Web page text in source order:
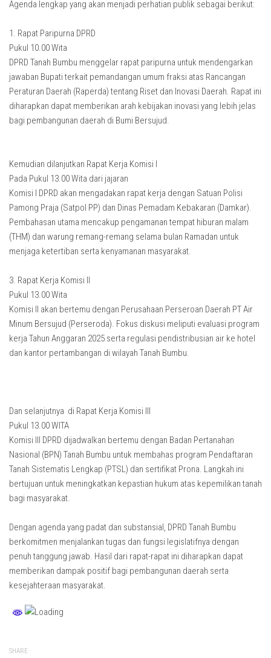
Agenda lengkap yang akan menjadi perhatian publik sebagai berikut:
1. Rapat Paripurna DPRD
Pukul 10.00 Wita
DPRD Tanah Bumbu menggelar rapat paripurna untuk mendengarkan
jawaban Bupati terkait pemandangan umum fraksi atas Rancangan
Peraturan Daerah (Raperda) tentang Riset dan Inovasi Daerah. Rapat ini
diharapkan dapat memberikan arah kebijakan inovasi yang lebih jelas
bagi pembangunan daerah di Bumi Bersujud.
Kemudian dilanjutkan Rapat Kerja Komisi I
Pada Pukul 13.00 Wita dari jajaran
Komisi I DPRD akan mengadakan rapat kerja dengan Satuan Polisi
Pamong Praja (Satpol PP) dan Dinas Pemadam Kebakaran (Damkar).
Pembahasan utama mencakup pengamanan tempat hiburan malam
(THM) dan warung remang-remang selama bulan Ramadan untuk
menjaga ketertiban serta kenyamanan masyarakat.
3. Rapat Kerja Komisi II
Pukul 13.00 Wita
Komisi II akan bertemu dengan Perusahaan Perseroan Daerah PT Air
Minum Bersujud (Perseroda). Fokus diskusi meliputi evaluasi program
kerja Tahun Anggaran 2025 serta regulasi pendistribusian air ke hotel
dan kantor pertambangan di wilayah Tanah Bumbu.
Dan selanjutnya di Rapat Kerja Komisi III
Pukul 13.00 WITA
Komisi III DPRD dijadwalkan bertemu dengan Badan Pertanahan
Nasional (BPN) Tanah Bumbu untuk membahas program Pendaftaran
Tanah Sistematis Lengkap (PTSL) dan sertifikat Prona. Langkah ini
bertujuan untuk meningkatkan kepastian hukum atas kepemilikan tanah
bagi masyarakat.
Dengan agenda yang padat dan substansial, DPRD Tanah Bumbu
berkomitmen menjalankan tugas dan fungsi legislatifnya dengan
penuh tanggung jawab. Hasil dari rapat-rapat ini diharapkan dapat
memberikan dampak positif bagi pembangunan daerah serta
kesejahteraan masyarakat.
SHARE